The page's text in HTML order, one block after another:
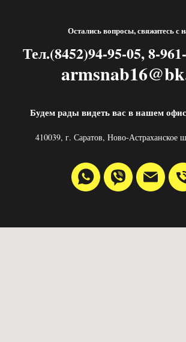
Остались вопросы, свяжитесь с
Тел.(8452)94-95-05, 8-
Будем рады видеть вас в нашем
410039, г. Саратов, Ново-Астраханское